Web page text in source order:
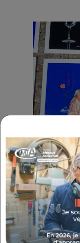
Le 12
au
honoré
de
distinction
par
Chambre